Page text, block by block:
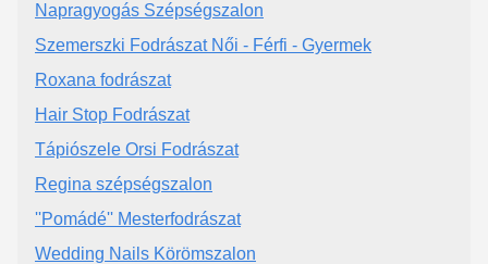
Napragyogás Szépségszalon
Szemerszki Fodrászat Női - Férfi - Gyermek
Roxana fodrászat
Hair Stop Fodrászat
Tápiószele Orsi Fodrászat
Regina szépségszalon
''Pomádé'' Mesterfodrászat
Wedding Nails Körömszalon